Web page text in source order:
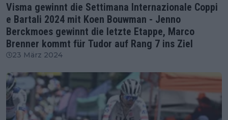
Visma gewinnt die Settimana Internazionale Coppi
e Bartali 2024 mit Koen Bouwman - Jenno
Berckmoes gewinnt die letzte Etappe, Marco
Brenner kommt für Tudor auf Rang 7 ins Ziel
23 März 2024